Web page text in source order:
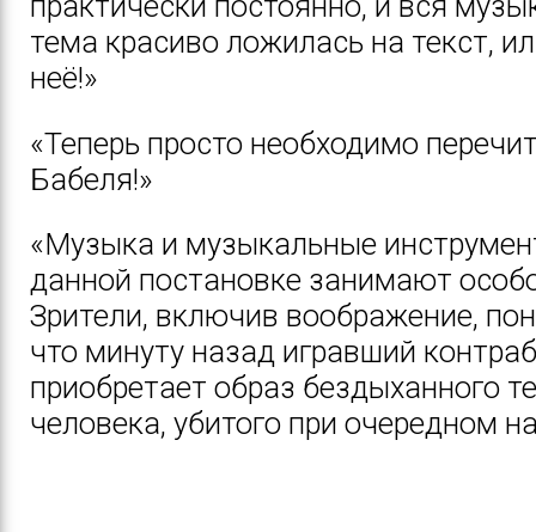
тема красиво ложилась на текст,
неё!»
«Теперь просто необходимо
Бабеля!»
«Музыка и музыкальные
данной постановке занимают
Зрители, включив воображение,
что минуту назад игравший
приобретает образ бездыханного
человека, убитого при очередном